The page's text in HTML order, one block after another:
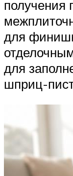
получения
для
для
шприц-